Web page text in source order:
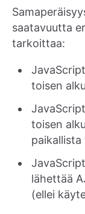
saatavuutta
tarkoittaa:
toisen
toisen
paikallista
lähettää
(ellei